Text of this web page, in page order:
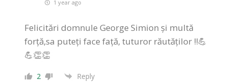
1 year ago
Felicitări domnule George Simion și multă
forță,sa puteți face față, tuturor răutăților !!💪
💪👏👏
2 Reply